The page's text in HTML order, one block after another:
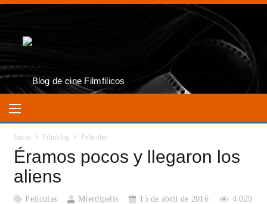
Inicio Filmblog Películas
Éramos pocos y llegaron los
aliens
Películas Mierdipelis 15 de abril de 2016 4.029